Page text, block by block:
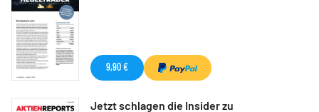
9,90 €
Jetzt schlagen die Insider zu